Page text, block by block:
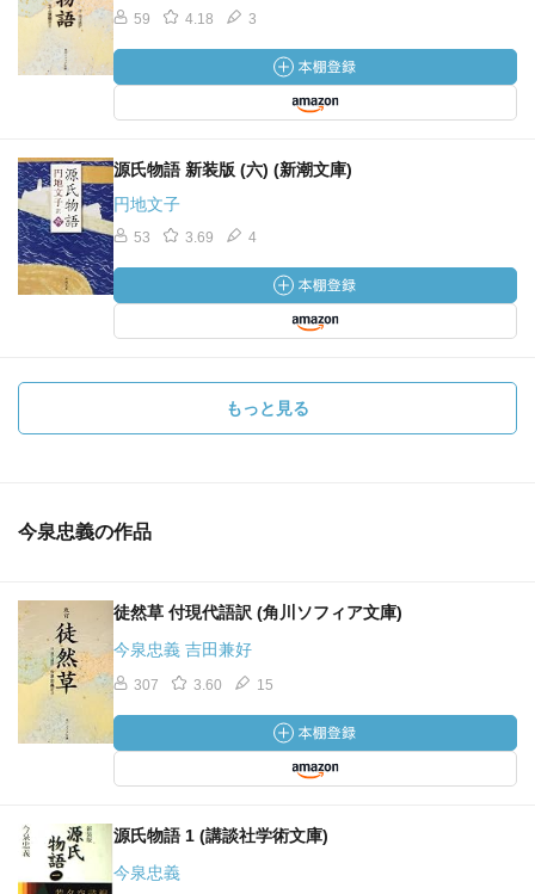
59 4.18 3
源氏物語 新装版 (六) (新潮文庫)
円地文子
53 3.69 4
もっと見る
今泉忠義の作品
徒然草 付現代語訳 (角川ソフィア文庫)
今泉忠義 吉田兼好
307 3.60 15
源氏物語 1 (講談社学術文庫)
今泉忠義